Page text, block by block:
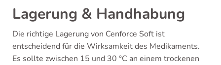
Lagerung & Handhabung
Die richtige Lagerung von Cenforce Soft ist
entscheidend für die Wirksamkeit des Medikaments.
Es sollte zwischen 15 und 30 °C an einem trockenen